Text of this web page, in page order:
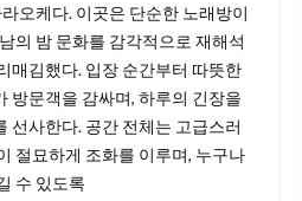
오케다. 이곳은 단순한 노래방이
의 밤 문화를 감각적으로 재해석
매김했다. 입장 순간부터 따뜻한
방문객을 감싸며, 하루의 긴장을
선사한다. 공간 전체는 고급스러
절묘하게 조화를 이루며, 누구나
수 있도록